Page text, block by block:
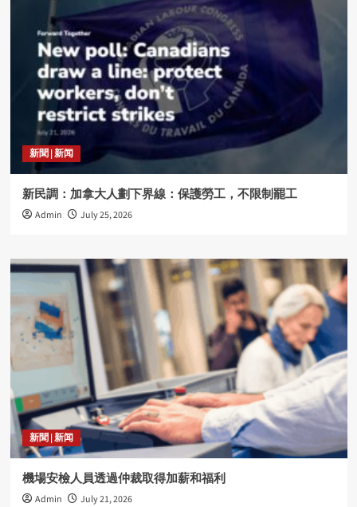
新聞 | 新闻
新民調：加拿大人劃下界線：保護勞工，不限制罷工
Admin July 25, 2026
新聞 | 新闻
機場安檢人員透過仲裁取得加薪和福利
Admin July 21, 2026